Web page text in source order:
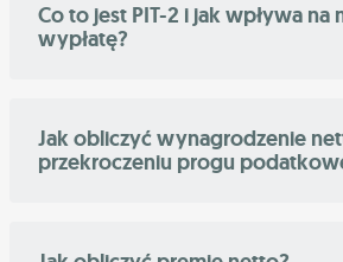
Co to jest PIT-2 i jak wpływa na
wypłatę?
Jak obliczyć wynagrodzenie
przekroczeniu progu